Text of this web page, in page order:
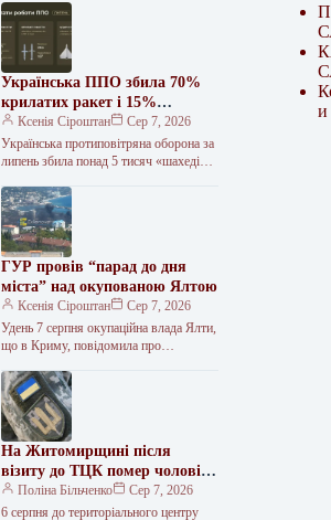
Українська ППО збила 70%
крилатих ракет і 15%
балістичних у липні
Ксенія Сіроштан
Сер 7, 2026
Українська протиповітряна оборона за
липень збила понад 5 тисяч «шахедів»
балістичні. Про…
ГУР провів “парад до дня
міста” над окупованою Ялтою
Ксенія Сіроштан
Сер 7, 2026
Удень 7 серпня окупаційна влада Ялти,
що в Криму, повідомила про
мережі з’явилося зображення…
На Житомирщині після
візиту до ТЦК помер чоловік:
попередній діагноз — зупинка
серця
Поліна Більченко
Сер 7, 2026
6 серпня до територіального центру
и